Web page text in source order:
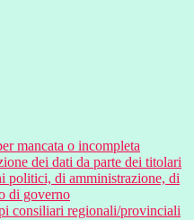
mancata o incompleta
dei dati da parte dei titolari
politici, di amministrazione, di
di governo
consiliari regionali/provinciali